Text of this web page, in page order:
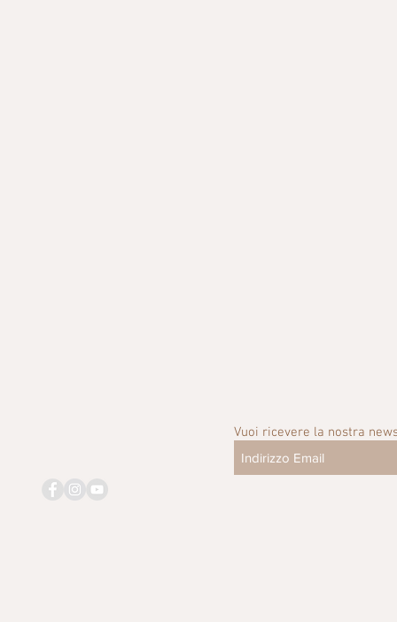
Vuoi ricevere la nostra